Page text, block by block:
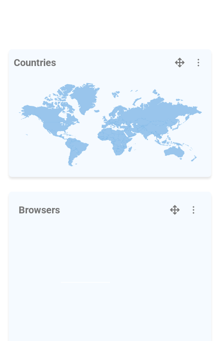
Countries
Browsers